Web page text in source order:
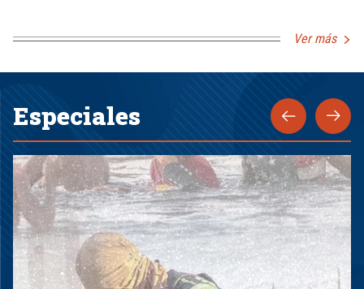
Ver más
Especiales